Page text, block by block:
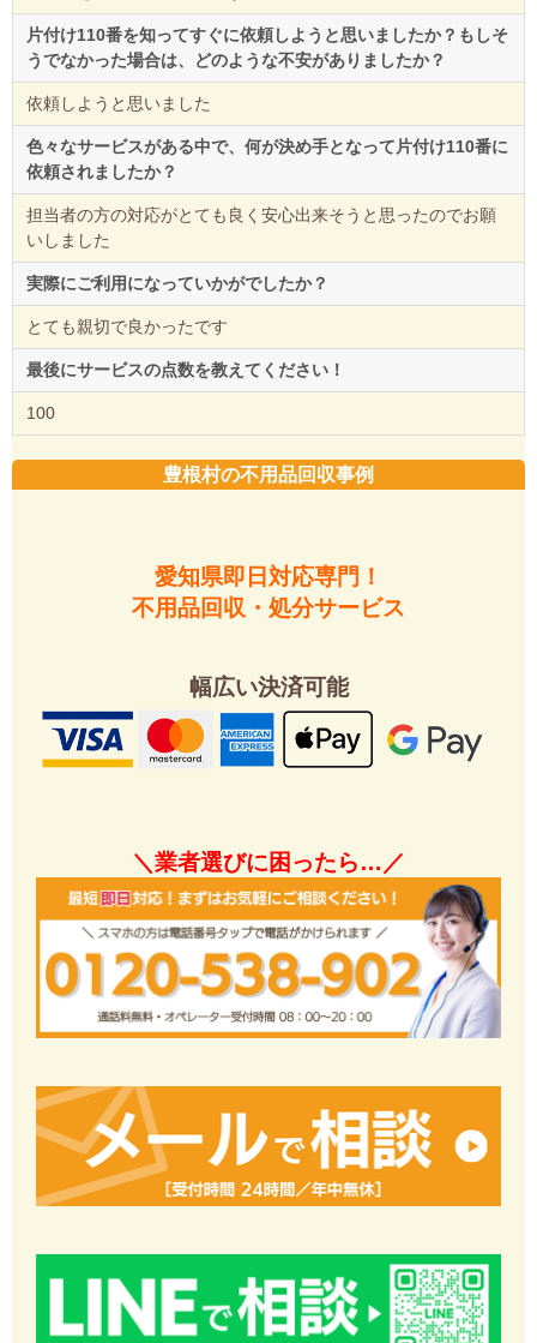
片付け110番を知ってすぐに依頼しようと思いましたか？もしそ
うでなかった場合は、どのような不安がありましたか？
依頼しようと思いました
色々なサービスがある中で、何が決め手となって片付け110番に
依頼されましたか？
担当者の方の対応がとても良く安心出来そうと思ったのでお願
いしました
実際にご利用になっていかがでしたか？
とても親切で良かったです
最後にサービスの点数を教えてください！
100
豊根村の不用品回収事例
愛知県即日対応専門！
不用品回収・処分サービス
幅広い決済可能
＼業者選びに困ったら…／